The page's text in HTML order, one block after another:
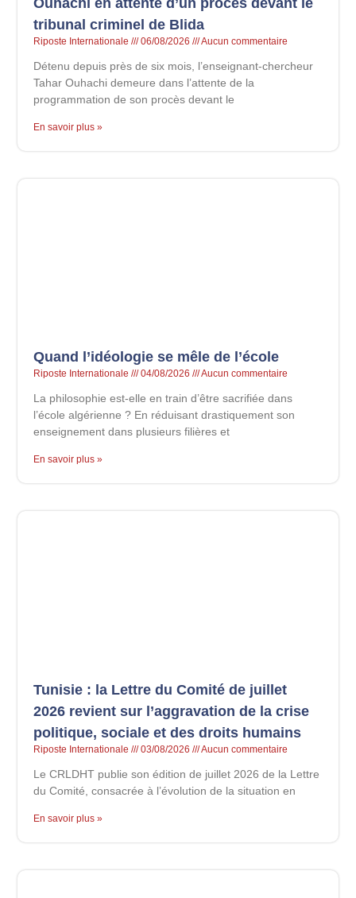
tribunal criminel de Blida
Riposte Internationale 06/08/2026 Aucun commentaire
Détenu depuis près de six mois, l’enseignant-chercheur
Tahar Ouhachi demeure dans l’attente de la
programmation de son procès devant le
En savoir plus »
Quand l’idéologie se mêle de l’école
Riposte Internationale 04/08/2026 Aucun commentaire
La philosophie est-elle en train d’être sacrifiée dans
l’école algérienne ? En réduisant drastiquement son
enseignement dans plusieurs filières et
En savoir plus »
Tunisie : la Lettre du Comité de juillet
2026 revient sur l’aggravation de la crise
politique, sociale et des droits humains
Riposte Internationale 03/08/2026 Aucun commentaire
Le CRLDHT publie son édition de juillet 2026 de la Lettre
du Comité, consacrée à l’évolution de la situation en
En savoir plus »